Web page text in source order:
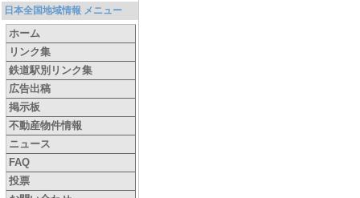
日本全国地域情報 メニュー
ホーム
リンク集
鉄道駅別リンク集
広告出稿
掲示板
不動産物件情報
ニュース
FAQ
投票